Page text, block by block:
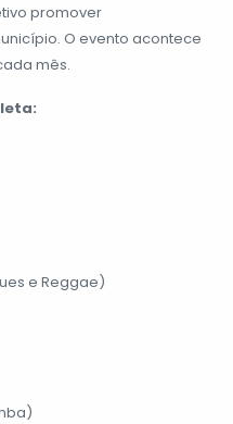
promover
O evento acontece
mês.
e Reggae)